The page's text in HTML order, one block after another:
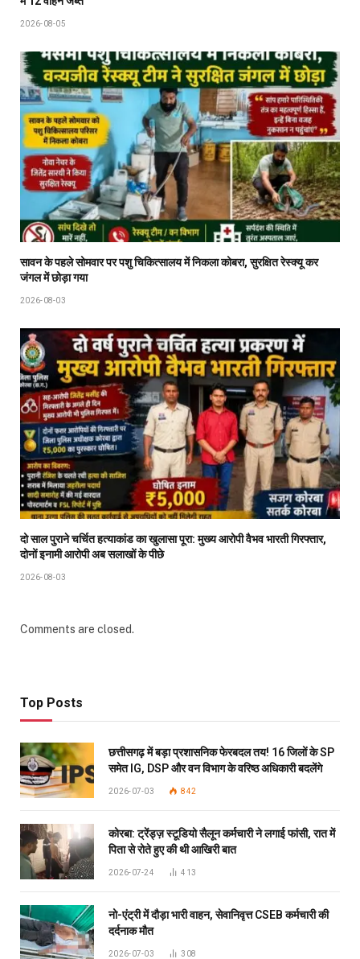
2026-08-05
सावन के पहले सोमवार पर पशु चिकित्सालय में निकला कोबरा, सुरक्षित रेस्क्यू कर
जंगल में छोड़ा गया
2026-08-03
दो साल पुराने चर्चित हत्याकांड का खुलासा पूरा: मुख्य आरोपी वैभव भारती गिरफ्तार,
दोनों इनामी आरोपी अब सलाखों के पीछे
2026-08-03
Comments are closed.
Top Posts
छत्तीसगढ़ में बड़ा प्रशासनिक फेरबदल तय! 16 जिलों के SP
समेत IG, DSP और वन विभाग के वरिष्ठ अधिकारी बदलेंगे
2026-07-03 842
कोरबा: ट्रेंड्ज़ स्टूडियो सैलून कर्मचारी ने लगाई फांसी, रात में
पिता से रोते हुए की थी आखिरी बात
2026-07-24 413
नो-एंट्री में दौड़ा भारी वाहन, सेवानिवृत्त CSEB कर्मचारी की
दर्दनाक मौत
2026-07-03 308